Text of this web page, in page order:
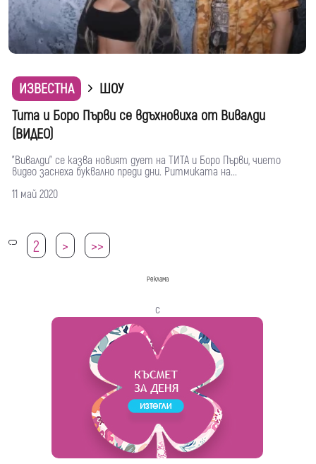
ИЗВЕСТНА
ШОУ
Тита и Боро Първи се вдъхновиха от Вивалди
(ВИДЕО)
"Вивалди" се казва новият дует на ТИТА и Боро Първи, чието
видео заснеха буквално преди дни. Ритмиката на...
11 май 2020
1 2 > >>
Реклама
с